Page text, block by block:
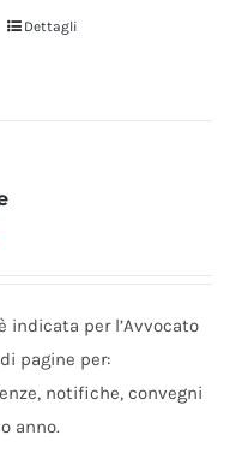
Questo
Le
scelte
nella
pagina
del
Dettagli
60,00 €
€
indicata per l’Avvocato
pagine per:
notifiche, convegni
anno.